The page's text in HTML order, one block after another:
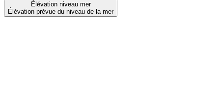
Élévation niveau mer
Élévation prévue du niveau de la mer